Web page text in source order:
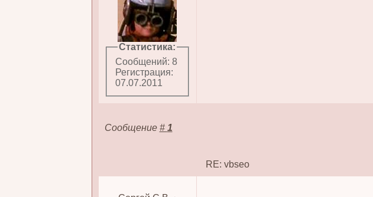
Статистика:
Сообщений: 8
Регистрация:
07.07.2011
Сообщение # 1
RE: vbseo